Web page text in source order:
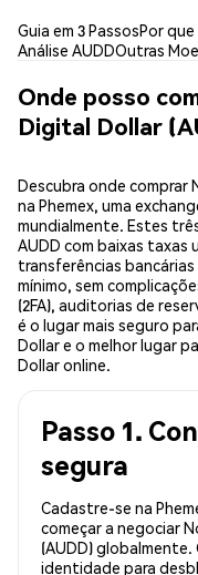
Guia em 3 PassosPor que
Análise AUDDOutras
Onde posso
Digital Dollar
Descubra onde comprar
na Phemex, uma
mundialmente. Estes
AUDD com baixas
transferências
mínimo, sem
(2FA), auditorias de
é o lugar mais seguro
Dollar e o melhor lugar
Dollar online.
Passo 1.
segura
Cadastre-se na
começar a negociar
(AUDD)
identidade para